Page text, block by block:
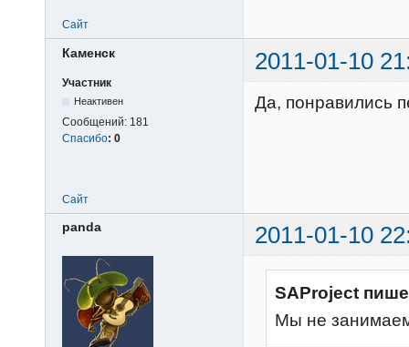
Сайт
Каменск 2011-01-10
Участник
Неактивен
Сообщений: 181
Спасибо: 0
Да, понравились
Сайт
panda 2011-01-10
SAProject
Мы не